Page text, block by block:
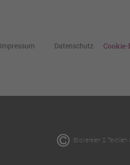
Impressum Datenschutz
Stickereien &